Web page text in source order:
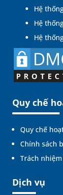
Hệ
Hệ
Hệ
Quy chế
Quy chế
Chính sách
Trách
Dịch vụ